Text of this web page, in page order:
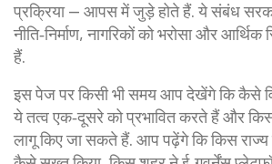
प्रक्रिया — आपस में जुड़े होते हैं. ये संबंध
नीति‑निर्माण, नागरिकों को भरोसा और
हैं.
इस पेज पर किसी भी समय आप देखेंगे कि कैसे
ये तत्व एक‑दूसरे को प्रभावित करते हैं और
लागू किए जा सकते हैं. आप पढ़ेंगे कि किस